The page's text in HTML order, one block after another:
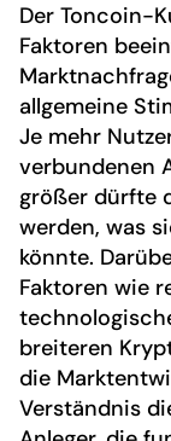
Der Toncoin-
Faktoren
allgemeine
Je mehr
verbundenen
größer dürfte
werden, was
könnte.
Faktoren wie
breiteren
die
Verständnis